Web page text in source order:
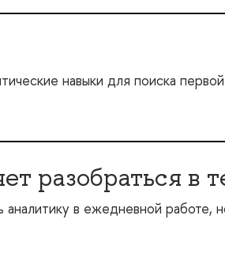
навыки для поиска
разобраться в
аналитику в ежедневной